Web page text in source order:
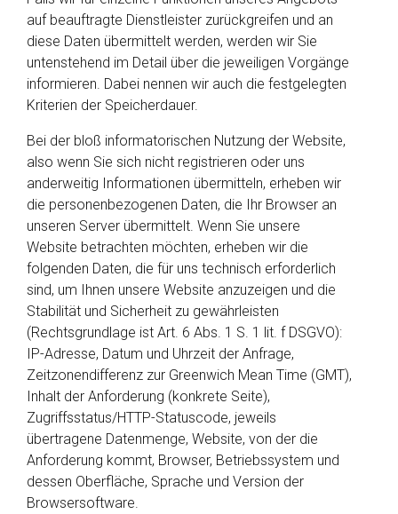
auf beauftragte Dienstleister zurückgreifen und an
diese Daten übermittelt werden, werden wir Sie
untenstehend im Detail über die jeweiligen Vorgänge
informieren. Dabei nennen wir auch die festgelegten
Kriterien der Speicherdauer.
Bei der bloß informatorischen Nutzung der Website,
also wenn Sie sich nicht registrieren oder uns
anderweitig Informationen übermitteln, erheben wir
die personenbezogenen Daten, die Ihr Browser an
unseren Server übermittelt. Wenn Sie unsere
Website betrachten möchten, erheben wir die
folgenden Daten, die für uns technisch erforderlich
sind, um Ihnen unsere Website anzuzeigen und die
Stabilität und Sicherheit zu gewährleisten
(Rechtsgrundlage ist Art. 6 Abs. 1 S. 1 lit. f DSGVO):
IP-Adresse, Datum und Uhrzeit der Anfrage,
Zeitzonendifferenz zur Greenwich Mean Time (GMT),
Inhalt der Anforderung (konkrete Seite),
Zugriffsstatus/HTTP-Statuscode, jeweils
übertragene Datenmenge, Website, von der die
Anforderung kommt, Browser, Betriebssystem und
dessen Oberfläche, Sprache und Version der
Browsersoftware.